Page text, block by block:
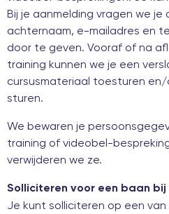
Bij je aanmelding vragen we je
achternaam, e-mailadres en
door te geven. Vooraf of na
training kunnen we je een
cursusmateriaal toesturen
sturen.
We bewaren je
training of videobel-
verwijderen we ze.
Solliciteren voor een baan bij
Je kunt solliciteren op een